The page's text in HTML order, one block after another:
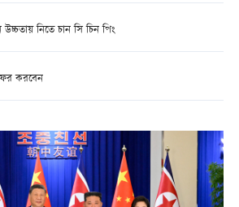
নিতে চান সি চিন পিং
করবেন